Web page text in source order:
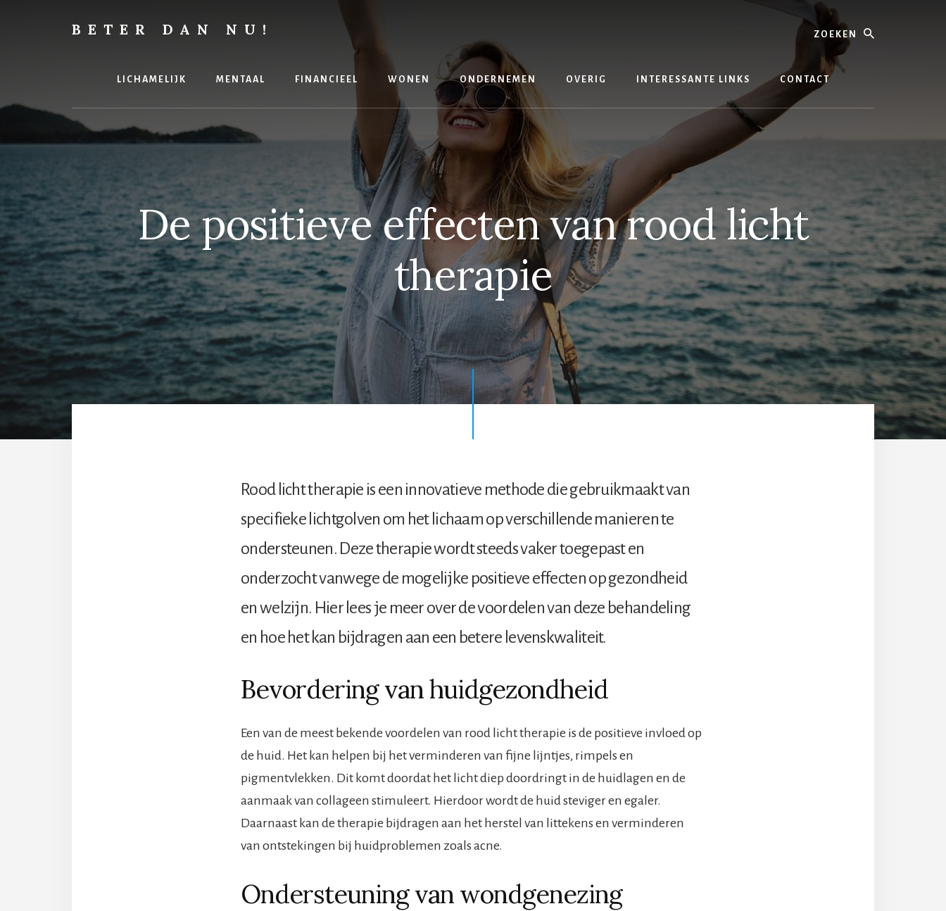
BETER DAN NU!
kan
altijd
LICHAMELIJK MENTAAL FINANCIEEL WONEN ONDERNEMEN OVERIG INTERESSANTE LINKS CONTACT
De positieve effecten van rood licht
therapie
Rood licht therapie is een innovatieve methode die gebruikmaakt van
specifieke lichtgolven om het lichaam op verschillende manieren te
ondersteunen. Deze therapie wordt steeds vaker toegepast en
onderzocht vanwege de mogelijke positieve effecten op gezondheid
en welzijn. Hier lees je meer over de voordelen van deze behandeling
en hoe het kan bijdragen aan een betere levenskwaliteit.
Bevordering van huidgezondheid
Een van de meest bekende voordelen van rood licht therapie is de positieve invloed op
de huid. Het kan helpen bij het verminderen van fijne lijntjes, rimpels en
pigmentvlekken. Dit komt doordat het licht diep doordringt in de huidlagen en de
aanmaak van collageen stimuleert. Hierdoor wordt de huid steviger en egaler.
Daarnaast kan de therapie bijdragen aan het herstel van littekens en verminderen
van ontstekingen bij huidproblemen zoals acne.
Ondersteuning van wondgenezing